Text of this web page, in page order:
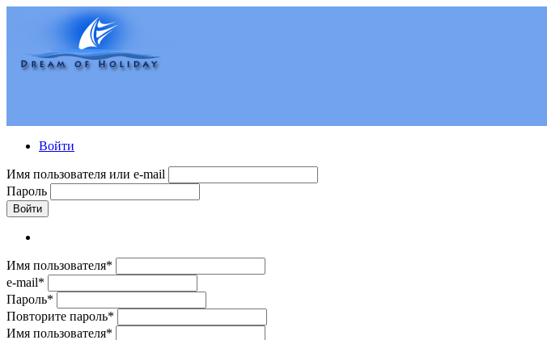
Войти
Имя пользователя или e-mail
Пароль
Войти
Имя пользователя*
e-mail*
Пароль*
Повторите пароль*
Имя пользователя*